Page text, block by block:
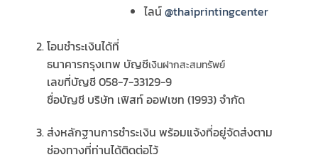
ไลน์@thaiprintingcenter
โอนชำระเงินได้ที่
ธนาคารกรุงเทพ บัญชีเงินฝากสะสมทรัพย์
เลขที่บัญชี 058-7-33129-9
ชื่อบัญชี บริษัท เฟิสท์ ออฟเซท (1993) จำกัด
ส่งหลักฐานการชำระเงิน พร้อมแจ้งที่อยู่จัดส่งตาม
ช่องทางที่ท่านได้ติดต่อไว้